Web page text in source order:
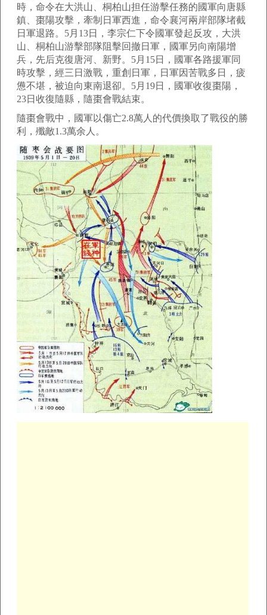
時，命令在大洪山、桐柏山担任游擊任務的國軍向唐縣
鎮、棗陽攻擊，牽制日軍西進，命令襄河兩岸部隊堵截
日軍退路。5月13日，李宗仁下令國軍發起反攻，大洪
山、桐柏山游擊部隊阻擊回撤日軍，國軍另向南陽增
兵，先后克復唐河、新野。5月15日，國軍各路援軍同
時攻擊，經三日激戰，重創日軍，日軍因苦戰多日，疲
憊不堪，被迫向東南退卻。5月19日，國軍收復棗陽，
23日收復隨縣，隨棗會戰結束。
隨棗會戰中，國軍以傷亡2.8萬人的代價換取了戰役的勝
利，殲敵1.3萬余人。